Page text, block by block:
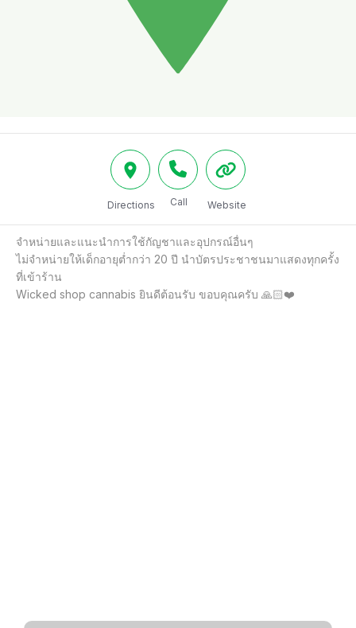
Directions Call Website
จำหน่ายและแนะนำการใช้กัญชาและอุปกรณ์อื่นๆ
ไม่จำหน่ายให้เด็กอายุตํ่ากว่า 20 ปี นำบัตรประชาชนมาแสดงทุกครั้ง
ที่เข้าร้าน
Wicked shop cannabis ยินดีต้อนรับ ขอบคุณครับ 🙏🏻❤️